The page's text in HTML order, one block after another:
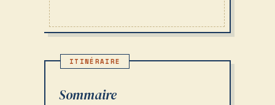
Sommaire